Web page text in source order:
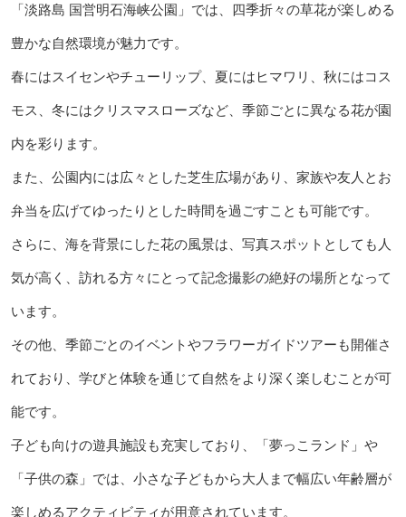
「淡路島 国営明石海峡公園」では、四季折々の草花が楽しめる
豊かな自然環境が魅力です。
春にはスイセンやチューリップ、夏にはヒマワリ、秋にはコス
モス、冬にはクリスマスローズなど、季節ごとに異なる花が園
内を彩ります。
また、公園内には広々とした芝生広場があり、家族や友人とお
弁当を広げてゆったりとした時間を過ごすことも可能です。
さらに、海を背景にした花の風景は、写真スポットとしても人
気が高く、訪れる方々にとって記念撮影の絶好の場所となって
います。
その他、季節ごとのイベントやフラワーガイドツアーも開催さ
れており、学びと体験を通じて自然をより深く楽しむことが可
能です。
子ども向けの遊具施設も充実しており、「夢っこランド」や
「子供の森」では、小さな子どもから大人まで幅広い年齢層が
楽しめるアクティビティが用意されています。